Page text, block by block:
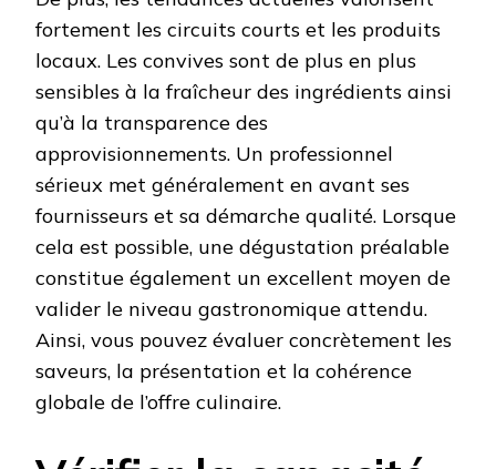
fortement les circuits courts et les produits
locaux. Les convives sont de plus en plus
sensibles à la fraîcheur des ingrédients ainsi
qu’à la transparence des
approvisionnements. Un professionnel
sérieux met généralement en avant ses
fournisseurs et sa démarche qualité. Lorsque
cela est possible, une dégustation préalable
constitue également un excellent moyen de
valider le niveau gastronomique attendu.
Ainsi, vous pouvez évaluer concrètement les
saveurs, la présentation et la cohérence
globale de l’offre culinaire.